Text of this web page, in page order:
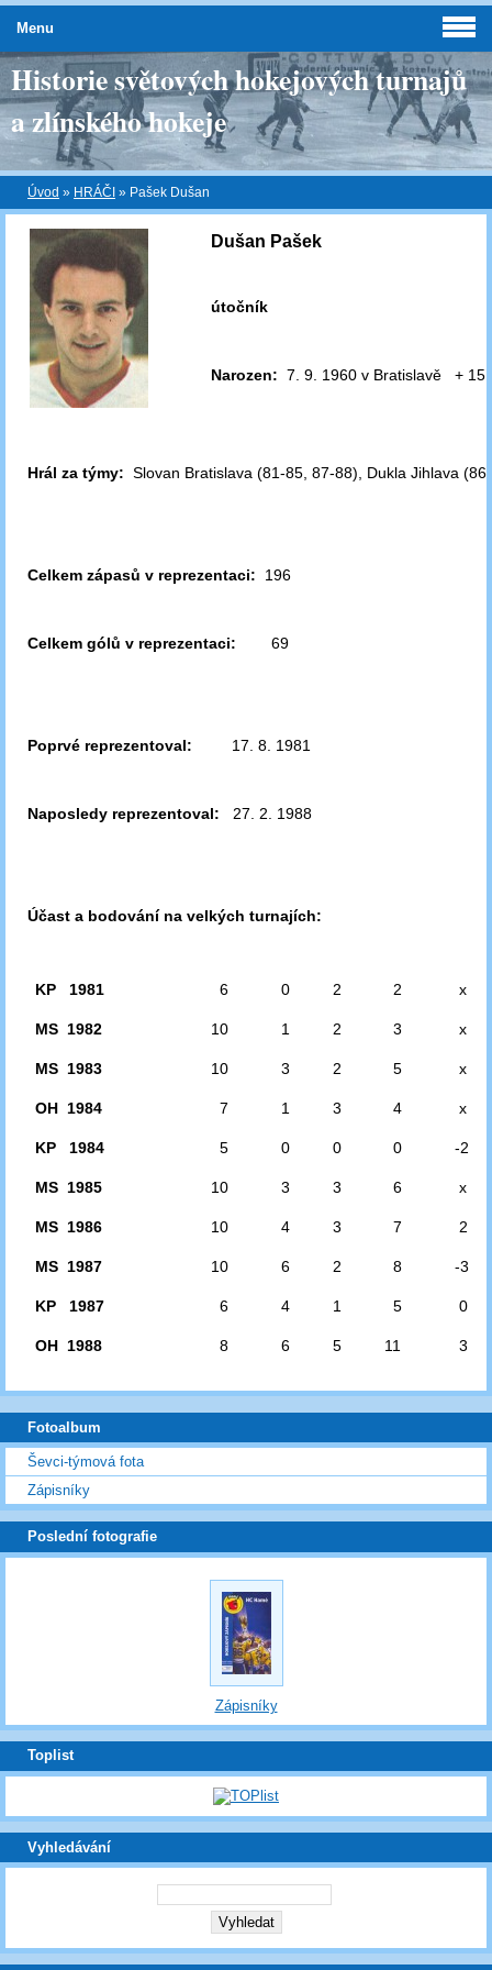
Historie světových hokejových turnajů
a zlínského hokeje
Úvod » HRÁČI » Pašek Dušan
Dušan Pašek
útočník
Narozen: 7. 9. 1960 v Bratislavě +
Hrál za týmy: Slovan Bratislava (81-85, 87-88), Dukla Jihlava (86)
Celkem zápasů v reprezentaci: 196
Celkem gólů v reprezentaci: 69
Poprvé reprezentoval: 17. 8. 1981
Naposledy reprezentoval: 27. 2. 1988
Účast a bodování na velkých turnajích:
KP 1981 6 0 2 2 x
MS 1982 10 1 2 3 x
MS 1983 10 3 2 5 x
OH 1984 7 1 3 4 x
KP 1984 5 0 0 0 -2
MS 1985 10 3 3 6 x
MS 1986 10 4 3 7 2
MS 1987 10 6 2 8 -3
KP 1987 6 4 1 5 0
OH 1988 8 6 5 11 3
Menu
Fotoalbum
Ševci-týmová fota
Zápisníky
Poslední fotografie
Zápisníky
Toplist
Vyhledávání